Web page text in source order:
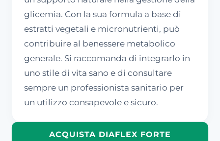
glicemia. Con la sua formula a base di
estratti vegetali e micronutrienti, può
contribuire al benessere metabolico
generale. Si raccomanda di integrarlo in
uno stile di vita sano e di consultare
sempre un professionista sanitario per
un utilizzo consapevole e sicuro.
ACQUISTA DIAFLEX FORTE